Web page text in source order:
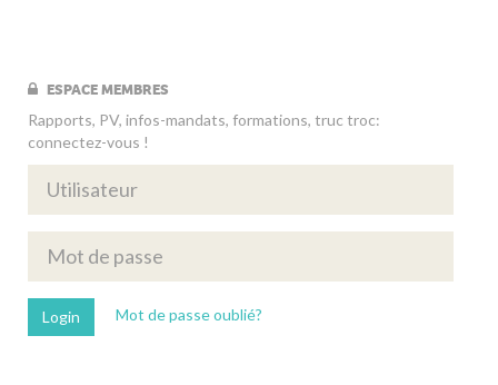
ESPACE MEMBRES
Rapports, PV, infos-mandats, formations, truc troc:
connectez-vous !
Mot de passe oublié?